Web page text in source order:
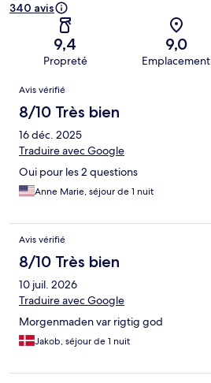
340 avis
9,4
Propreté
9,0
Emplacement
Avis
Avis vérifié
8/10 Très bien
16 déc. 2025
Traduire avec Google
Oui pour les 2 questions
Anne Marie, séjour de 1 nuit
Avis vérifié
8/10 Très bien
10 juil. 2026
Traduire avec Google
Morgenmaden var rigtig god
Jakob, séjour de 1 nuit